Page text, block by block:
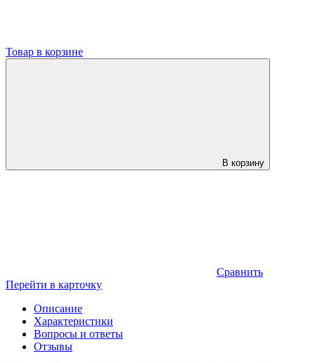
Товар в корзине
В корзину
Сравнить
Перейти в карточку
Описание
Характеристики
Вопросы и ответы
Отзывы